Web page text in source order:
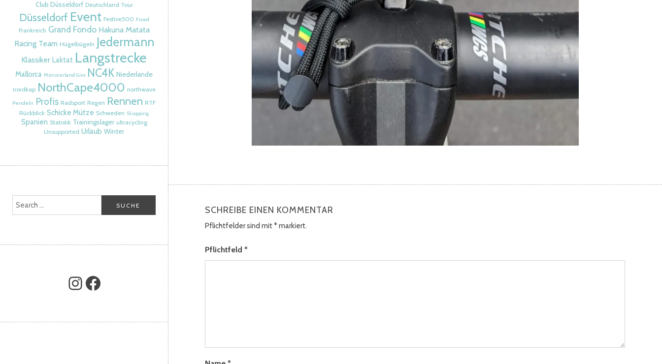
Club Düsseldorf Deutschland Tour
Düsseldorf Event Festive500 Fixed
Frankreich Grand Fondo Hakuna Matata
Racing Team Hügelbügeln Jedermann
Klassiker Laktat Langstrecke
Mallorca Münsterland Giro NC4K Niederlande
nordkap NorthCape4000 northwave
Pendeln Profis Radsport Regen Rennen RTF
Rückblick Schicke Mütze Schweden Shopping
Spanien Statistik Trainingslager ultracycling
Unsupported Urlaub Winter
SCHREIBE EINEN KOMMENTAR
Pflichtfelder sind mit*markiert.
Pflichtfeld*